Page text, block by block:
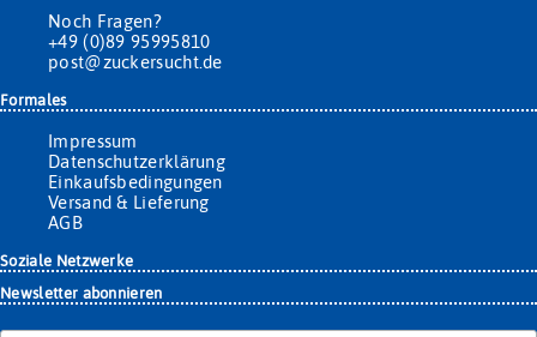
Noch Fragen?
+49 (0)89 95995810
post@zuckersucht.de
Formales
Impressum
Datenschutzerklärung
Einkaufsbedingungen
Versand & Lieferung
AGB
Soziale Netzwerke
Newsletter abonnieren